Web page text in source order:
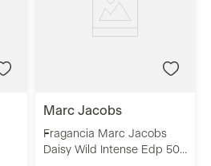
marc jacobs
Fragancia Marc Jacobs
Daisy Wild Intense Edp 50